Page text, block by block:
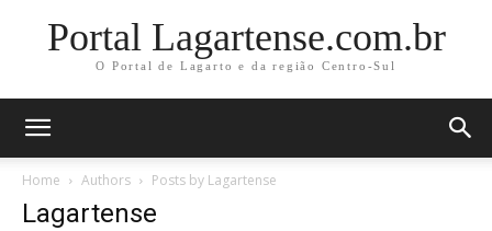
Portal Lagartense.com.br
O Portal de Lagarto e da região Centro-Sul
Home Authors Posts by Lagartense
Lagartense